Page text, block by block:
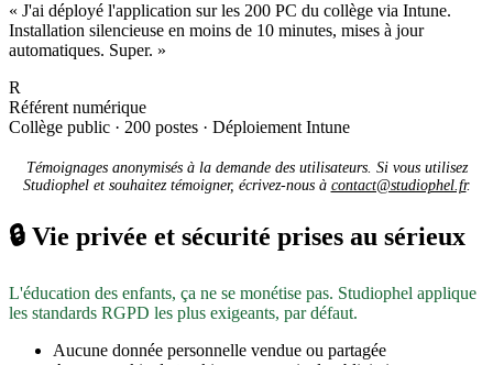
« J'ai déployé l'application sur les 200 PC du collège via Intune.
Installation silencieuse en moins de 10 minutes, mises à jour
automatiques. Super. »
R
Référent numérique
Collège public · 200 postes · Déploiement Intune
Témoignages anonymisés à la demande des utilisateurs. Si vous utilisez
Studiophel et souhaitez témoigner, écrivez-nous à contact@studiophel.fr.
🔒 Vie privée et sécurité prises au sérieux
L'éducation des enfants, ça ne se monétise pas. Studiophel applique
les standards RGPD les plus exigeants, par défaut.
Aucune donnée personnelle vendue ou partagée